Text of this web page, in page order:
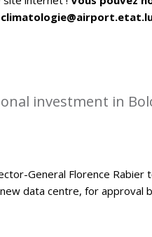
investment in
General Florence
data centre, for approval